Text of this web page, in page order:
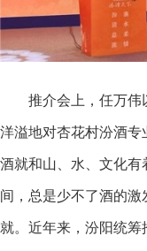
推介会上，任万伟
洋溢地对杏花村汾酒专
酒就和山、水、文化有
间， 总是少不了酒的
就。近年来，汾阳统筹